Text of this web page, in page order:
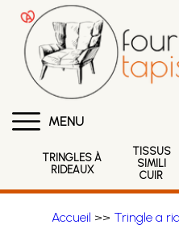
MENU
TRINGLES À
RIDEAUX
TISSUS
SIMILI
CUIR
Accueil >> Tringle a